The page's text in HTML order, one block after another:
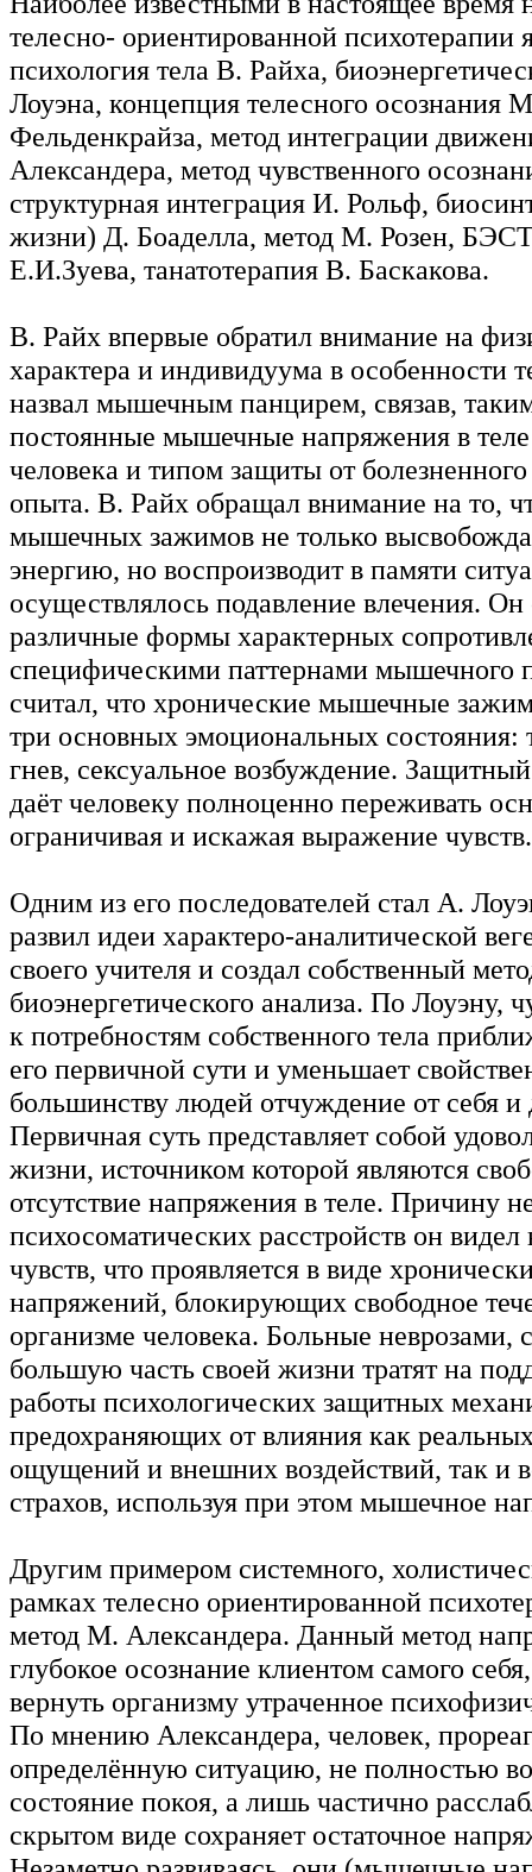
телесно- ориентированной психотерапии
психология тела В. Райха,
Лоуэна, концепция телесного осознания
Фельденкрайза, метод интеграции
Александера, метод чувственного
структурная интеграция И. Рольф,
жизни) Д. Боаделла, метод М. Розен,
Е.И.Зуева, танатотерапия В. Баскакова.
В. Райх впервые обратил внимание на
характера и индивидуума в особенности
назвал мышечным панцирем, связав,
постоянные мышечные напряжения в теле
человека и типом защиты от
опыта. В. Райх обращал внимание на то,
мышечных зажимов не только
энергию, но воспроизводит в памяти
осуществлялось подавление влечения. Он
различные формы характерных
специфическими паттернами мышечного
считал, что хронические мышечные
три основных эмоциональных состояния:
гнев, сексуальное возбуждение.
даёт человеку полноценно переживать
ограничивая и искажая выражение чувств.
Одним из его последователей стал А.
развил идеи характеро-аналитической
своего учителя и создал собственный
биоэнергетического анализа. По Лоуэну,
к потребностям собственного тела
его первичной сути и уменьшает
большинству людей отчуждение от себя и
Первичная суть представляет собой
жизни, источником которой являются
отсутствие напряжения в теле. Причину
психосоматических расстройств он видел
чувств, что проявляется в виде
напряжений, блокирующих свободное
организме человека. Больные неврозами,
большую часть своей жизни тратят на
работы психологических защитных
предохраняющих от влияния как
ощущений и внешних воздействий, так и
страхов, используя при этом мышечное
Другим примером системного,
рамках телесно ориентированной
метод М. Александера. Данный метод
глубокое осознание клиентом самого
вернуть организму утраченное
По мнению Александера, человек,
определённую ситуацию, не полностью
состояние покоя, а лишь частично
скрытом виде сохраняет остаточное